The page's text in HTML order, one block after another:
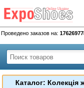
Проведено заказов на:
Каталог: Колекція